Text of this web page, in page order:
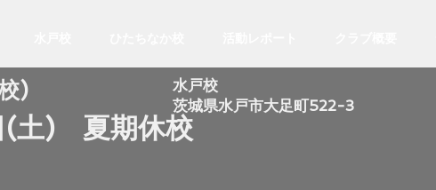
)
​水戸校
​茨城県水戸市大足町522-3
(土) 夏期休校